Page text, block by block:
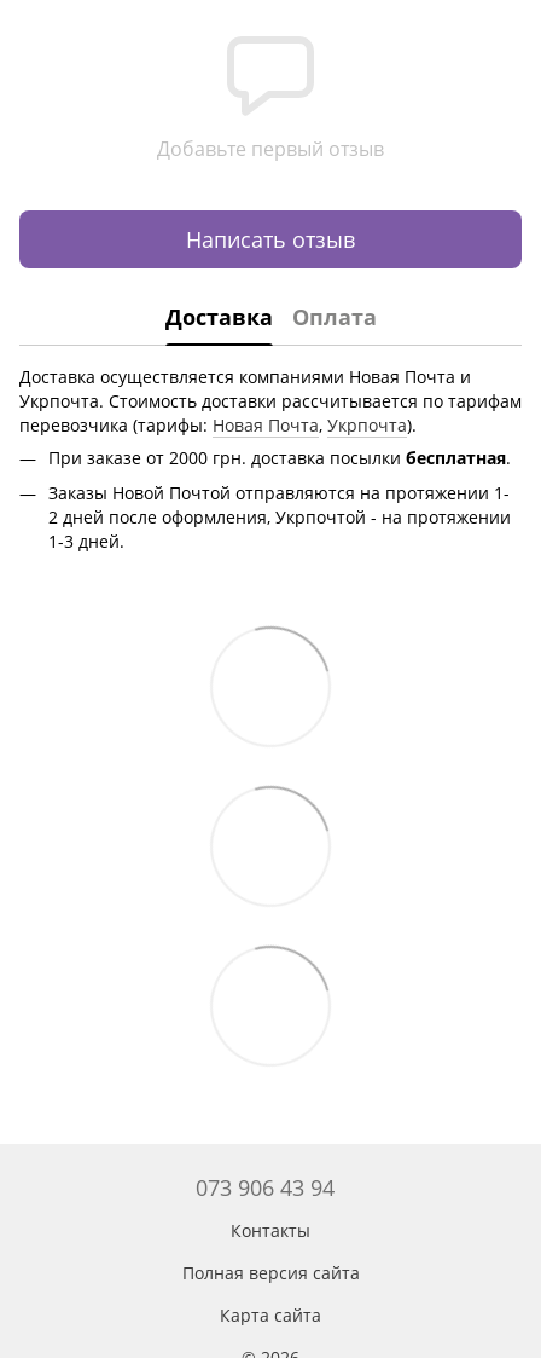
Добавьте первый отзыв
Написать отзыв
Доставка Оплата
Доставка осуществляется компаниями Новая Почта и
Укрпочта. Стоимость доставки рассчитывается по тарифам
перевозчика (тарифы: Новая Почта, Укрпочта).
При заказе от 2000 грн. доставка посылки бесплатная.
Заказы Новой Почтой отправляются на протяжении 1-
2 дней после оформления, Укрпочтой - на протяжении
1-3 дней.
073 906 43 94
Контакты
Полная версия сайта
Карта сайта